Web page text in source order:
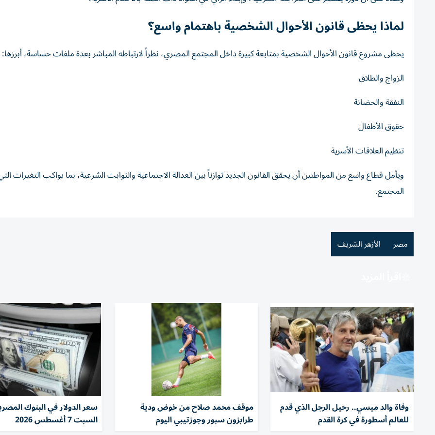
لماذا يحظى قانون الأحوال الشخصية باهتمام واسع؟
يحظى مشروع قانون الأحوال الشخصية بمتابعة كبيرة داخل المجتمع المصري، نظراً لارتباطه المباشر بعدة ملفات حساسة، أبرزها:
الزواج والطلاق
النفقة والحضانة
حقوق الأطفال
تنظيم العلاقات الأسرية
ويأمل قطاع واسع من المواطنين أن يحقق القانون الجديد توازناً بين العدالة الاجتماعية والثوابت الشرعية، بما يواكب التغيرات
المجتمع.
مصر الأزهر الشريف
وفاة والد ميسي.. رحيل الرجل الذي قدم
للعالم أسطورة في كرة القدم
موقف محمد صلاح من خوض ودية
طرابزون سبور وجوزتيبي اليوم
سعر الدولار في البنوك
السبت 7 أغسطس 2026